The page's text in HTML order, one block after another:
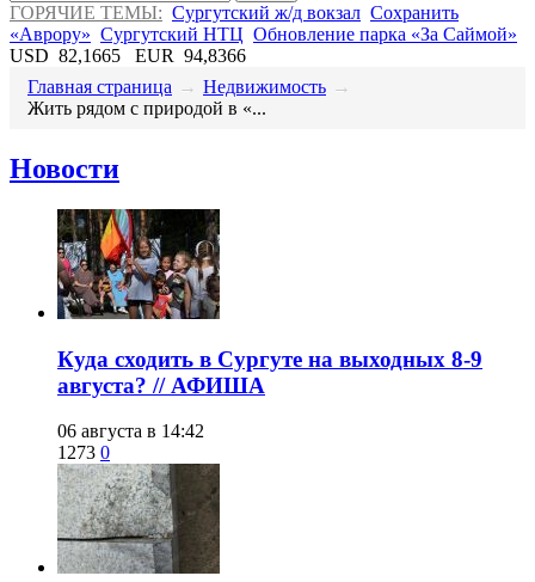
ГОРЯЧИЕ ТЕМЫ: Сургутский ж/д вокзал Сохранить
«Аврору» Сургутский НТЦ Обновление парка «За Саймой»
USD 82,1665 EUR 94,8366
Главная страница → Недвижимость →
​Жить рядом с природой в «...
Новости
​Куда сходить в Сургуте на выходных 8-9
августа? // АФИША
06 августа в 14:42
1273 0